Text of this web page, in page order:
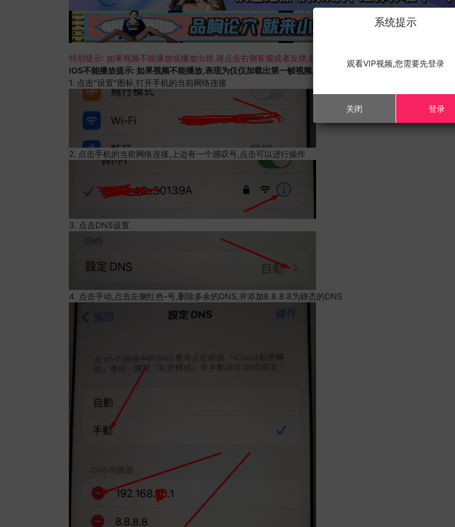
特别提示: 如果视频不能播放或播放出错,请点击右侧客服或者反馈,联系我们;
IOS不能播放提示: 如果视频不能播放,表现为仅仅加载出第一帧视频,且您的设备为苹果手机,请进行以下修改;
1. 点击"设置"图标,打开手机的当前网络连接
2. 点击手机的当前网络连接,上边有一个感叹号,点击可以进行操作
3. 点击DNS设置
4. 点击手动,点击左侧红色-号,删除多余的DNS,并添加8.8.8.8为静态的DNS
系统提示
观看VIP视频,您需要先登录
关闭 登录